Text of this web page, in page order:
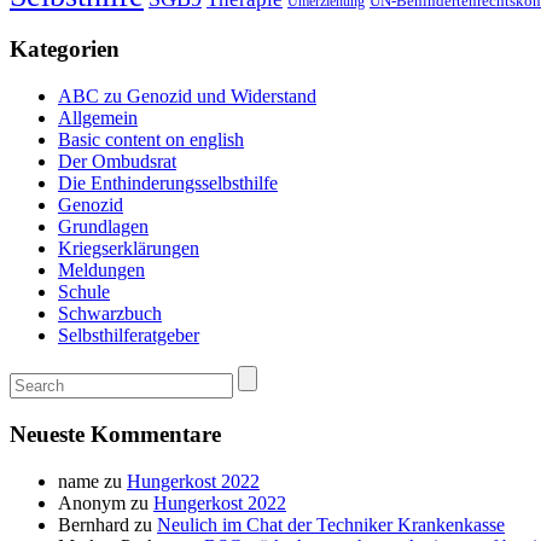
Kategorien
ABC zu Genozid und Widerstand
Allgemein
Basic content on english
Der Ombudsrat
Die Enthinderungsselbsthilfe
Genozid
Grundlagen
Kriegserklärungen
Meldungen
Schule
Schwarzbuch
Selbsthilferatgeber
Neueste Kommentare
name zu Hungerkost 2022
Anonym zu Hungerkost 2022
Bernhard zu Neulich im Chat der Techniker Krankenkasse